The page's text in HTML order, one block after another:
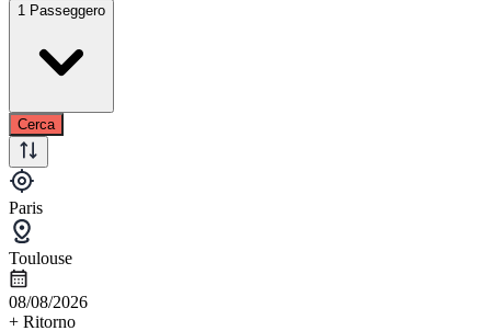
1 Passeggero
Cerca
Paris
Toulouse
08/08/2026
+ Ritorno